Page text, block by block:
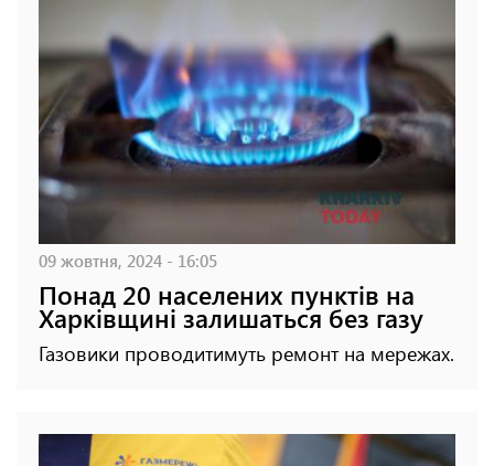
09 жовтня, 2024 - 16:05
Понад 20 населених пунктів на
Харківщині залишаться без газу
Газовики проводитимуть ремонт на мережах.